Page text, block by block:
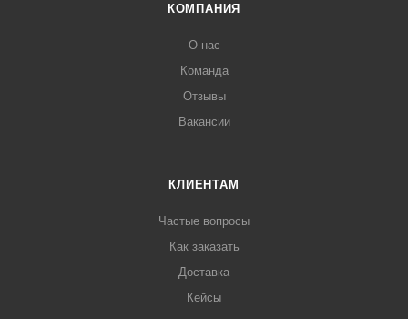
КОМПАНИЯ
О нас
Команда
Отзывы
Вакансии
КЛИЕНТАМ
Частые вопросы
Как заказать
Доставка
Кейсы